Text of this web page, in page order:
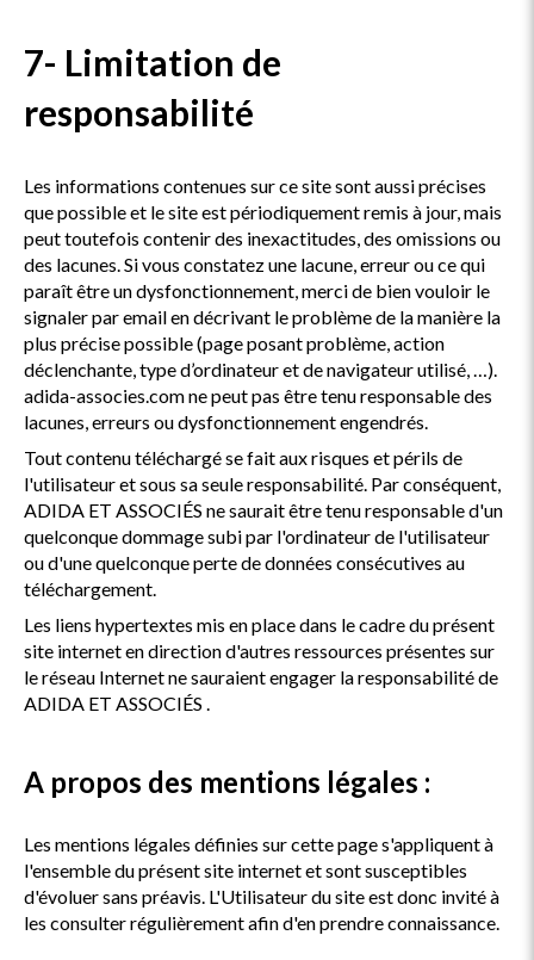
7- Limitation de
responsabilité
Les informations contenues sur ce site sont aussi précises
que possible et le site est périodiquement remis à jour, mais
peut toutefois contenir des inexactitudes, des omissions ou
des lacunes. Si vous constatez une lacune, erreur ou ce qui
paraît être un dysfonctionnement, merci de bien vouloir le
signaler par email en décrivant le problème de la manière la
plus précise possible (page posant problème, action
déclenchante, type d’ordinateur et de navigateur utilisé, …).
adida-associes.com ne peut pas être tenu responsable des
lacunes, erreurs ou dysfonctionnement engendrés.
Tout contenu téléchargé se fait aux risques et périls de
l'utilisateur et sous sa seule responsabilité. Par conséquent,
ADIDA ET ASSOCIÉS ne saurait être tenu responsable d'un
quelconque dommage subi par l'ordinateur de l'utilisateur
ou d'une quelconque perte de données consécutives au
téléchargement.
Les liens hypertextes mis en place dans le cadre du présent
site internet en direction d'autres ressources présentes sur
le réseau Internet ne sauraient engager la responsabilité de
ADIDA ET ASSOCIÉS .
A propos des mentions légales :
Les mentions légales définies sur cette page s'appliquent à
l'ensemble du présent site internet et sont susceptibles
d'évoluer sans préavis. L'Utilisateur du site est donc invité à
les consulter régulièrement afin d'en prendre connaissance.